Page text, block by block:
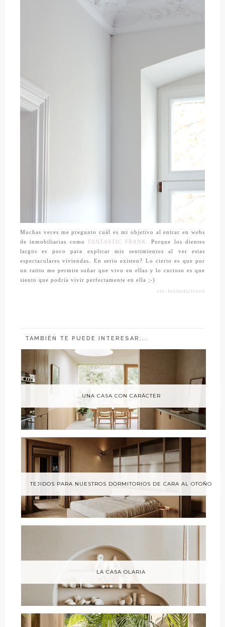
Muchas veces me pregunto cuál es mi objetivo al entrar en webs
de inmobiliarias como
FANTASTIC FRANK.
Porque los dientes
largos es poco para explicar mis sentimientos al ver estas
espectaculares viviendas. En serio existen? Lo cierto es que por
un ratito me permite soñar que vivo en ellas y lo curioso es que
siento que podría vivir perfectamente en ella ;-)
vía: fantasticfrank
TAMBIÉN TE PUEDE INTERESAR...
UNA CASA CON CARÁCTER
TEJIDOS PARA NUESTROS DORMITORIOS DE CARA AL OTOÑO
LA CASA OLARIA